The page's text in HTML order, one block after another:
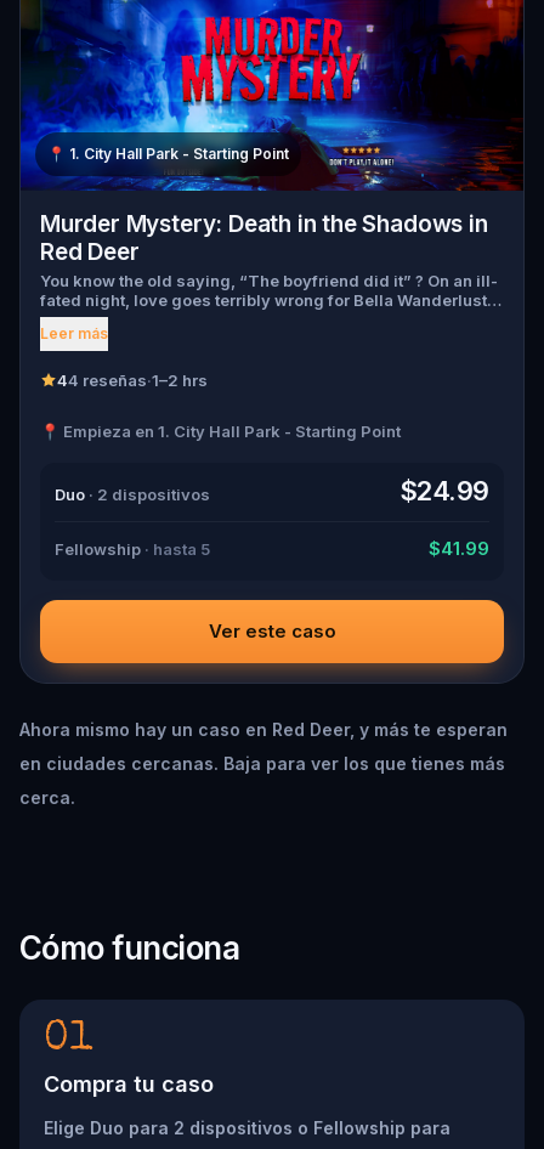
📍 1. City Hall Park - Starting Point
Murder Mystery: Death in the Shadows in
Red Deer
You know the old saying, “The boyfriend did it” ? On an ill-
fated night, love goes terribly wrong for Bella Wanderlust
and Walter Bridges . Bella, a famous travel blogger, was
found dead during a ghost tour led by the theatrical Percy
Walter, the obsessed boyfriend? Percy, the ghost tour
suspects, and expose the real murderer before they strike
Leer más
44 reseñas·1–2 hrs
📍 Empieza en 1. City Hall Park - Starting Point
Duo · 2 dispositivos $24.99
Fellowship · hasta 5 $41.99
Ver este caso
Ahora mismo hay un caso en Red Deer, y más te esperan
en ciudades cercanas. Baja para ver los que tienes más
cerca.
Cómo funciona
01
Compra tu caso
Elige Duo para 2 dispositivos o Fellowship para